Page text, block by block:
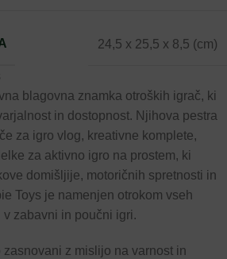
24,5 x 25,5 x 8,5 (cm)
blagovna znamka otroških igrač, ki
in dostopnost. Njihova pestra
za igro vlog, kreativne komplete,
za aktivno igro na prostem, ki
domišljije, motoričnih spretnosti in
Toys je namenjen otrokom vseh
zabavni in poučni igri.
zasnovani z mislijo na varnost in